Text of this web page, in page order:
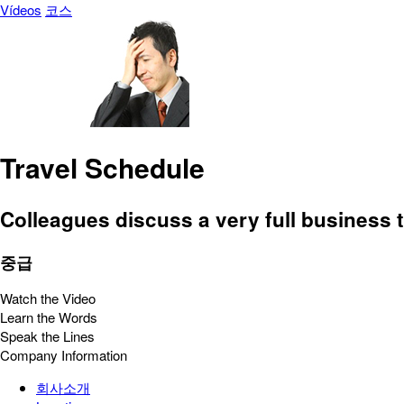
Vídeos 코스
Travel Schedule
Colleagues discuss a very full business
중급
Watch the Video
Learn the Words
Speak the Lines
Company Information
회사소개